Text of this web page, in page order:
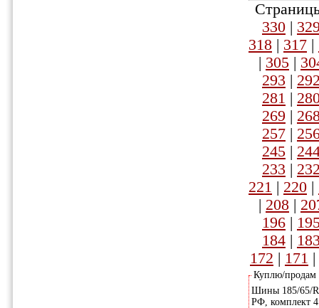
330 |
318 | 317 |
| 305 |
293 |
281 |
269 |
257 |
245 |
233 |
221 | 220 |
| 208 |
196 |
184 |
172 | 171 |
Куплю/
Шины 185/65/R-
РФ, комплект